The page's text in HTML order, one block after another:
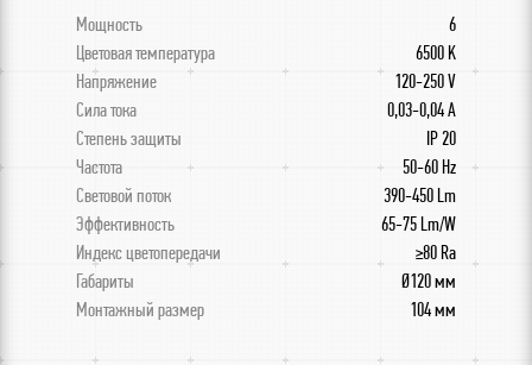
Мощность
6
Цветовая температура
6500 K
Напряжение
120-250 V
Сила тока
0,03-0,04 A
Степень защиты
IP 20
Частота
50-60 Hz
Световой поток
390-450 Lm
Эффективность
65-75 Lm/W
Индекс цветопередачи
≥80 Ra
Габариты
Ø120 мм
Монтажный размер
104 мм